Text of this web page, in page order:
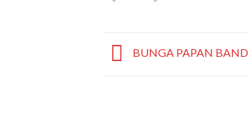
BUNGA PAPAN